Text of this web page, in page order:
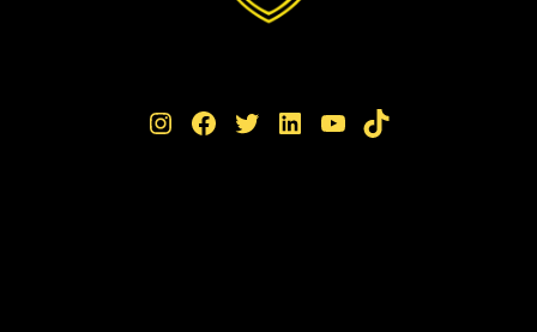
Instagram Facebook Twitter LinkedIn YouTube TikTok